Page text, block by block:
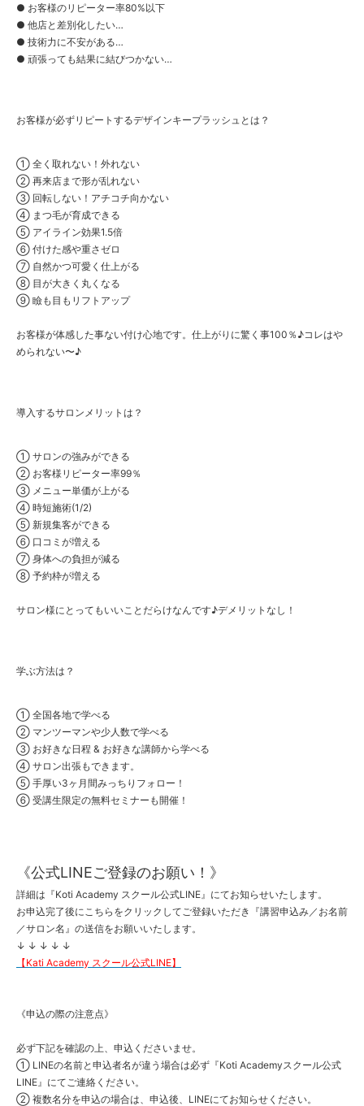
● お客様のリピーター率80%以下
● 他店と差別化したい…
● 技術力に不安がある…
● 頑張っても結果に結びつかない…
お客様が必ずリピートするデザインキープラッシュとは？
① 全く取れない！外れない
② 再来店まで形が乱れない
③ 回転しない！アチコチ向かない
④ まつ毛が育成できる
⑤ アイライン効果1.5倍
⑥ 付けた感や重さゼロ
⑦ 自然かつ可愛く仕上がる
⑧ 目が大きく丸くなる
⑨ 瞼も目もリフトアップ
お客様が体感した事ない付け心地です。仕上がりに驚く事100％♪コレはや
められない〜♪
導入するサロンメリットは？
① サロンの強みができる
② お客様リピーター率99％
③ メニュー単価が上がる
④ 時短施術(1/2)
⑤ 新規集客ができる
⑥ 口コミが増える
⑦ 身体への負担が減る
⑧ 予約枠が増える
サロン様にとってもいいことだらけなんです♪デメリットなし！
学ぶ方法は？
① 全国各地で学べる
② マンツーマンや少人数で学べる
③ お好きな日程 & お好きな講師から学べる
④ サロン出張もできます。
⑤ 手厚い3ヶ月間みっちりフォロー！
⑥ 受講生限定の無料セミナーも開催！
《公式LINEご登録のお願い！》
詳細は『Koti Academy スクール公式LINE』にてお知らせいたします。
お申込完了後にこちらをクリックしてご登録いただき『講習申込み／お名前
／サロン名』の送信をお願いいたします。
↓ ↓ ↓ ↓ ↓
【Kati Academy スクール公式LINE】
《申込の際の注意点》
必ず下記を確認の上、申込くださいませ。
① LINEの名前と申込者名が違う場合は必ず『Koti Academyスクール公式
LINE』にてご連絡ください。
② 複数名分を申込の場合は、申込後、LINEにてお知らせください。